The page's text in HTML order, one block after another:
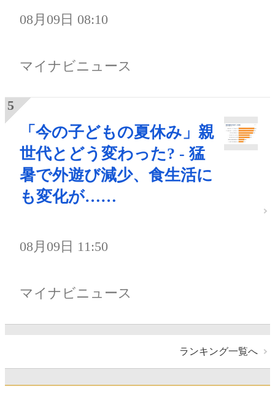
08月09日 08:10
マイナビニュース
「今の子どもの夏休み」親
世代とどう変わった? - 猛
暑で外遊び減少、食生活に
も変化が……
08月09日 11:50
マイナビニュース
ランキング一覧へ